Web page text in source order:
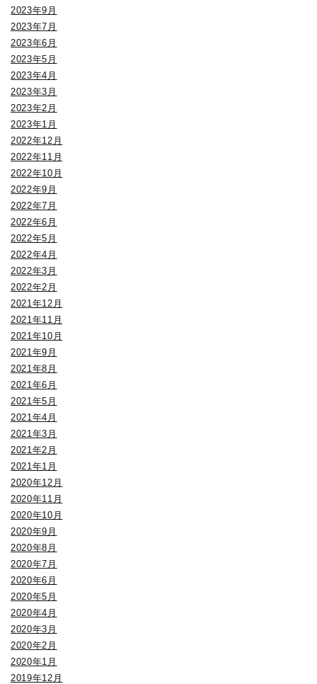
2023年9月
2023年7月
2023年6月
2023年5月
2023年4月
2023年3月
2023年2月
2023年1月
2022年12月
2022年11月
2022年10月
2022年9月
2022年7月
2022年6月
2022年5月
2022年4月
2022年3月
2022年2月
2021年12月
2021年11月
2021年10月
2021年9月
2021年8月
2021年6月
2021年5月
2021年4月
2021年3月
2021年2月
2021年1月
2020年12月
2020年11月
2020年10月
2020年9月
2020年8月
2020年7月
2020年6月
2020年5月
2020年4月
2020年3月
2020年2月
2020年1月
2019年12月